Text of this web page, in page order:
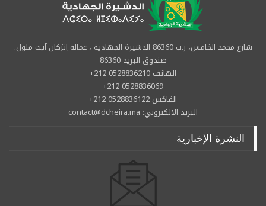
شارع محمد الخامس، ر.ب 86360 الدشيرة الجهادية ، عمالة إنزكان آيت ملول.
صندوق البريد 86360
الهاتف 0528836210 212+
0528836069 212+
الفاكس 0528836122 212+
البريد الالكتروني: contact@dcheira.ma
النشرة الإخبارية